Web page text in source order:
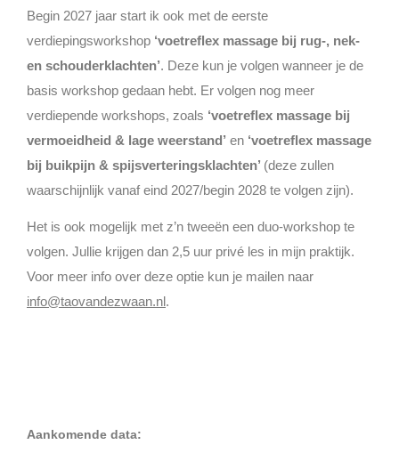
Begin 2027 jaar start ik ook met de eerste
verdiepingsworkshop ‘voetreflex massage bij rug-, nek-
en schouderklachten’. Deze kun je volgen wanneer je de
basis workshop gedaan hebt. Er volgen nog meer
verdiepende workshops, zoals ‘voetreflex massage bij
vermoeidheid & lage weerstand’ en ‘voetreflex massage
bij buikpijn & spijsverteringsklachten’ (deze zullen
waarschijnlijk vanaf eind 2027/begin 2028 te volgen zijn).
Het is ook mogelijk met z’n tweeën een duo-workshop te
volgen. Jullie krijgen dan 2,5 uur privé les in mijn praktijk.
Voor meer info over deze optie kun je mailen naar
info@taovandezwaan.nl.
Aankomende data: